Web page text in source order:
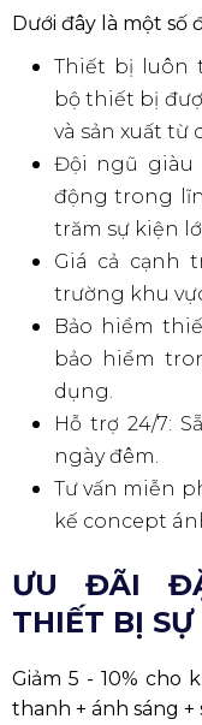
Dưới đây là một số
Thiết bị luôn
bộ thiết bị
và sản xuất từ
Đội ngũ giàu
động trong
trăm sự kiện
Giá cả cạnh
trường khu
Bảo hiểm
bảo hiểm
dụng.
Hỗ trợ 24/7:
ngày đêm.
Tư vấn miễn
kế concept
ƯU ĐÃI
THIẾT BỊ SỰ
Giảm 5 - 10% cho
thanh + ánh sáng +